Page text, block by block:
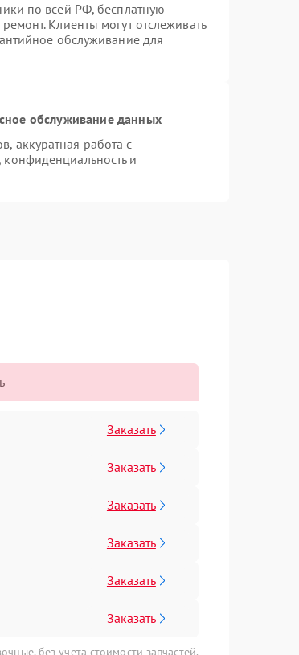
по всей РФ, бесплатную
Клиенты могут отслеживать
обслуживание для
обслуживание данных
аккуратная работа с
и
Заказать
Заказать
Заказать
Заказать
Заказать
Заказать
без учета стоимости запчастей.